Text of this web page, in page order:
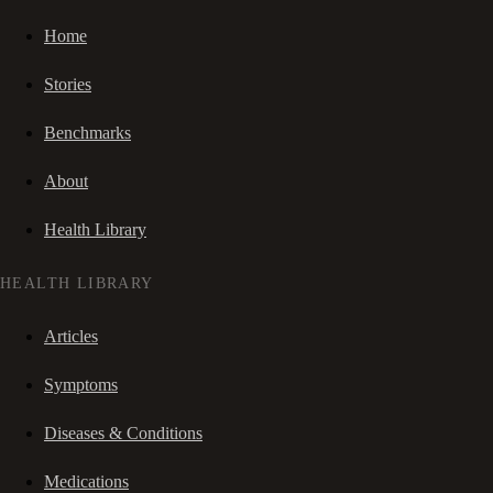
Home
Stories
Benchmarks
About
Health Library
HEALTH LIBRARY
Articles
Symptoms
Diseases & Conditions
Medications